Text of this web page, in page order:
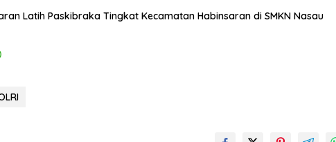
Latih Paskibraka Tingkat Kecamatan Habinsaran di SMKN Nasau